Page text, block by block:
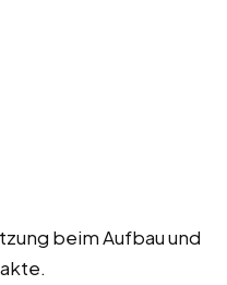
beim Aufbau und